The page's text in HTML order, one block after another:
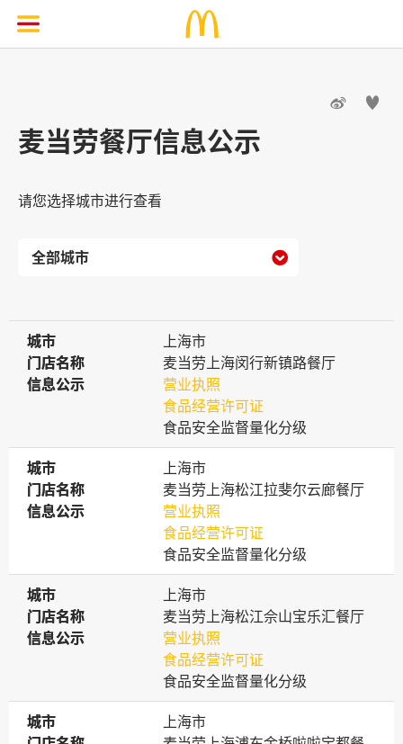
 
麦当劳餐厅信息公示
请您选择城市进行查看

城市
城市
上海市
门店名称
门店名称
麦当劳上海闵行新镇路餐厅
信息公示
信息公示
营业执照
食品经营许可证
食品安全监督量化分级
城市
城市
上海市
门店名称
门店名称
麦当劳上海松江拉斐尔云廊餐厅
信息公示
信息公示
营业执照
食品经营许可证
食品安全监督量化分级
城市
城市
上海市
门店名称
门店名称
麦当劳上海松江佘山宝乐汇餐厅
信息公示
信息公示
营业执照
食品经营许可证
食品安全监督量化分级
城市
城市
上海市